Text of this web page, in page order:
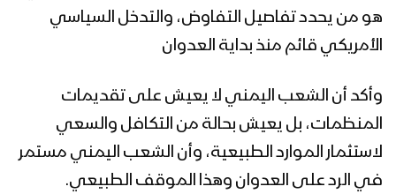
هو من يحدد تفاصيل التفاوض، والتدخل السياسي
الأمريكي قائم منذ بداية العدوان
وأكد أن الشعب اليمني لا يعيش على تقديمات
المنظمات، بل يعيش بحالة من التكافل والسعي
لاستثمار الموارد الطبيعية، وأن الشعب اليمني مستمر
في الرد على العدوان وهذا الموقف الطبيعي.